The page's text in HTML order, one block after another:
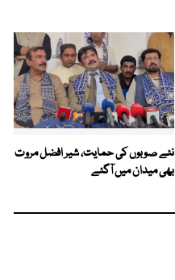
نئے صوبوں کی حمایت، شیر افضل مروت
بھی میدان میں آگئے